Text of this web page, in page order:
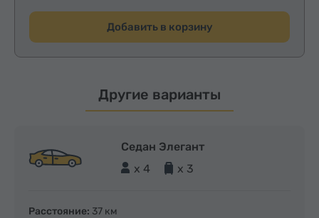
Добавить в корзину
Другие варианты
Седан Элегант
x 4
x 3
Расстояние: 37 км